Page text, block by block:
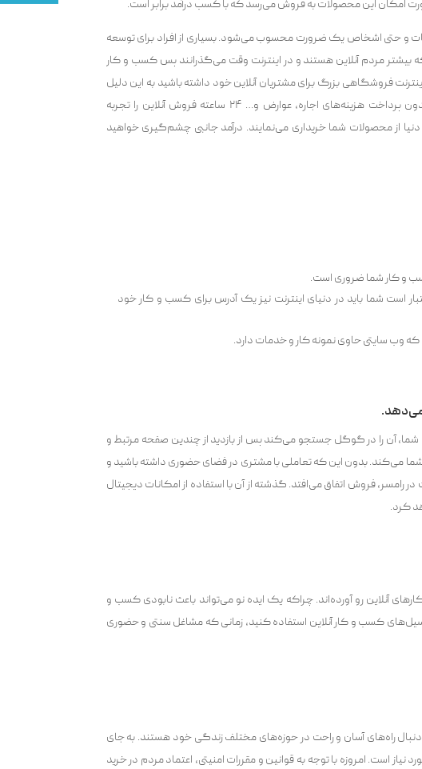
امکان این محصولات به فروش می‌رسد که با کسب درآمد برابر است.
و حتی اشخاص یک ضرورت محسوب می‌شود‌‌. بسیاری از افراد برای توسعه‌
مردم آنلاین هستند و در اینترنت وقت می‌گذرانند پس کسب و کار
فروشگاهی بزرگ برای مشتریان آنلاین خود داشته باشید به این دلیل
که هنگامی‌که صاحب یک فروشگاه بزرگ می‌شوید، بدون پرداخت هزینه‌های اجاره، عوارض و… ۲۴ ساعته فروش آنلاین را تجربه
از محصولات شما خریداری می‌نمایند. درآمد جانبی چشم‌گیری خواهید
و کار شما ضروری است.
است شما باید در دنیای اینترنت نیز یک آدرس برای کسب و کار خود
که وب‌ سایتی حاوی نمونه کار و خدمات دارد.
می‌دهد.
آن را در گوگل جستجو می‌کند پس از بازدید از چندین صفحه مرتبط و
می‌کند. بدون این که تعاملی با مشتری در فضای حضوری داشته باشید و
فروش اتفاق می‌افتد. گذشته از آن با استفاده از امکانات دیجیتال
کرد.
آنلاین رو آورده‌اند. چراکه یک ایده نو می‌تواند باعث نابودی کسب و
کسب و کار آنلاین استفاده کنید، زمانی که مشاغل سنتی و حضوری
دنبال راه‌‌های آسان و راحت در حوزه‌های مختلف زندگی خود هستند. به جای
نیاز است. امروزه با توجه به قوانین و مقررات امنیتی، اعتماد مردم در خرید